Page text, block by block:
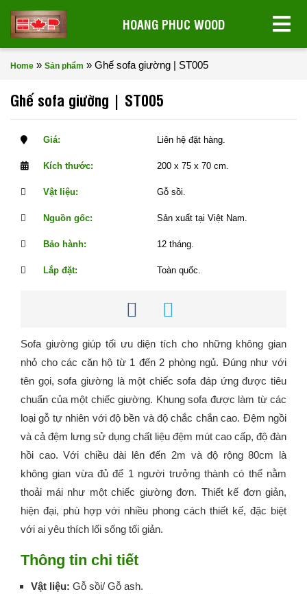
HOANG PHUC WOOD
Home » Sản phẩm » Ghế sofa giường | ST005
Ghế sofa giường | ST005
Giá: Liên hệ đặt hàng.
Kích thước: 200 x 75 x 70 cm.
Vật liệu: Gỗ sồi.
Nguồn gốc: Sản xuất tại Việt Nam.
Bảo hành: 12 tháng.
Lắp đặt: Toàn quốc.
Sofa giường giúp tối ưu diện tích cho những không gian
nhỏ cho các căn hộ từ 1 đến 2 phòng ngủ. Đúng như với
tên gọi, sofa giường là một chiếc sofa đáp ứng được tiêu
chuẩn của một chiếc giường. Khung sofa được làm từ các
loại gỗ tự nhiên với độ bền và độ chắc chắn cao. Đệm ngồi
và cả đệm lưng sử dụng chất liệu đệm mút cao cấp, độ đàn
hồi cao. Với chiều dài lên đến 2m và độ rộng 80cm là
không gian vừa đủ để 1 người trưởng thành có thể nằm
thoải mái như một chiếc giường đơn. Thiết kế đơn giản,
hiện đại, phù hợp với nhiều phong cách thiết kế, đặc biệt
với ai yêu thích lối sống tối giản.
Thông tin chi tiết
Vật liệu: Gỗ sồi/ Gỗ ash.